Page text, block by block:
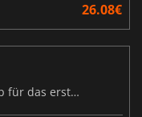
26.08€
MARVEL Tōkon startet – die Roadmap für das erste Jahr wurde vorgestellt